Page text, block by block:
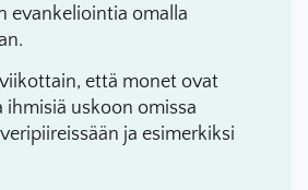
evankeliointia omalla
että monet ovat
ihmisiä uskoon omissa
ja esimerkiksi